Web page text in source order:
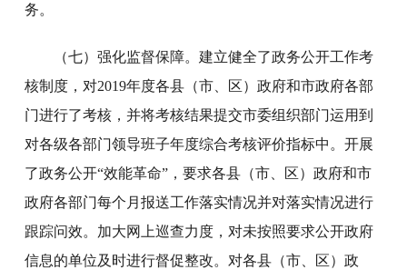
务。
（七）强化监督保障。建立健全了政务公开工作考
核制度，对2019年度各县（市、区）政府和市政府各部
门进行了考核，并将考核结果提交市委组织部门运用到
对各级各部门领导班子年度综合考核评价指标中。开展
了政务公开“效能革命”，要求各县（市、区）政府和市
政府各部门每个月报送工作落实情况并对落实情况进行
跟踪问效。加大网上巡查力度，对未按照要求公开政府
信息的单位及时进行督促整改。对各县（市、区）政